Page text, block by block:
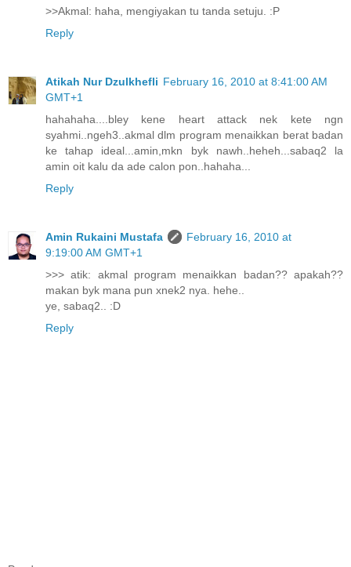
>>Akmal: haha, mengiyakan tu tanda setuju. :P
Reply
Atikah Nur Dzulkhefli February 16, 2010 at 8:41:00 AM
GMT+1
hahahaha....bley kene heart attack nek kete ngn
syahmi..ngeh3..akmal dlm program menaikkan berat badan
ke tahap ideal...amin,mkn byk nawh..heheh...sabaq2 la
amin oit kalu da ade calon pon..hahaha...
Reply
Amin Rukaini Mustafa
February 16, 2010 at
9:19:00 AM GMT+1
>>> atik: akmal program menaikkan badan?? apakah??
makan byk mana pun xnek2 nya. hehe..
ye, sabaq2.. :D
Reply